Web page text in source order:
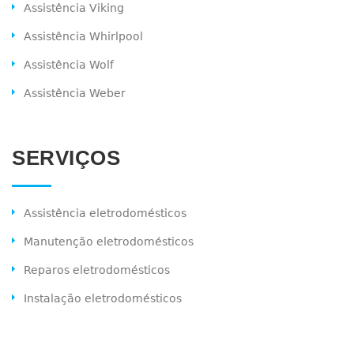
Assistência Viking
Assistência Whirlpool
Assistência Wolf
Assistência Weber
SERVIÇOS
Assistência eletrodomésticos
Manutenção eletrodomésticos
Reparos eletrodomésticos
Instalação eletrodomésticos